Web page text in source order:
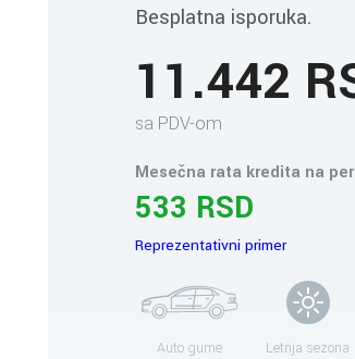
Besplatna isporuka.
11.442
sa PDV-om
Mesečna rata kredita na
533 RSD
Reprezentativni primer
Auto gume Letnja sezona